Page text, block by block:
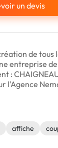
un devis
de tous
entreprise
:
l'Agence
affiche